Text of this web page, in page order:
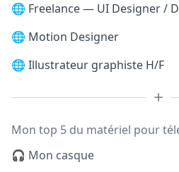
🌐 Freelance — UI Designer /
🌐 Motion Designer
🌐 Illustrateur graphiste H/F
Mon top 5 du matériel pour
🎧 Mon casque